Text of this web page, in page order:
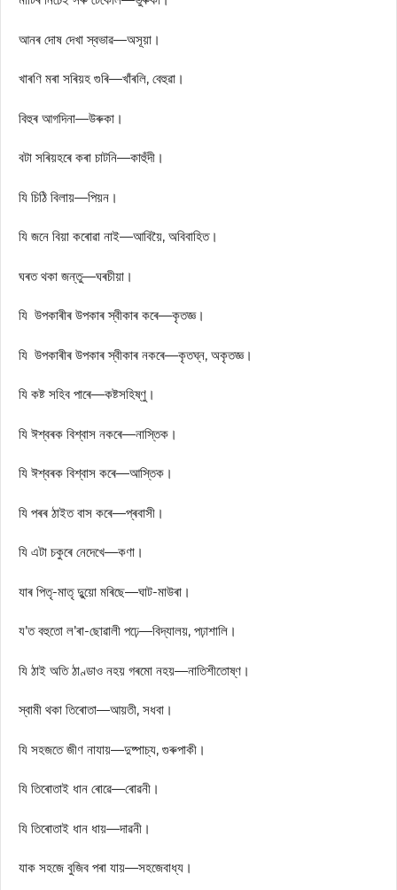
আনৰ দোষ দেখা স্বভাৱ—অসূয়া।
খাৰণি মৰা সৰিয়হ গুৰি—খাঁৰলি, বেহুৱা।
বিহুৰ আগদিনা—উৰুকা।
বটা সৰিয়হৰে কৰা চাটনি—কাহুঁদী।
যি চিঠি বিলায়—পিয়ন।
যি জনে বিয়া কৰোৱা নাই—আবিয়ৈ, অবিবাহিত।
ঘৰত থকা জন্তু—ঘৰচীয়া।
যি উপকাৰীৰ উপকাৰ স্বীকাৰ কৰে—কৃতজ্ঞ।
যি উপকাৰীৰ উপকাৰ স্বীকাৰ নকৰে—কৃতঘ্ন, অকৃতজ্ঞ।
যি কষ্ট সহিব পাৰে—কষ্টসহিষ্ণু।
যি ঈশ্বৰক বিশ্বাস নকৰে—নাস্তিক।
যি ঈশ্বৰক বিশ্বাস কৰে—আস্তিক।
যি পৰৰ ঠাইত বাস কৰে—প্ৰবাসী।
যি এটা চকুৰে নেদেখে—কণা।
যাৰ পিতৃ-মাতৃ দুুয়ো মৰিছে—ঘাট-মাউৰা।
য’ত বহুতো ল’ৰা-ছোৱালী পঢ়ে—বিদ্যালয়, পঢ়াশালি।
যি ঠাই অতি ঠাণ্ডাও নহয় গৰমো নহয়—নাতিশীতোষ্ণ।
স্বামী থকা তিৰোতা—আয়তী, সধবা।
যি সহজতে জীণ নাযায়—দুষ্পাচ্য, গুৰুপাকী।
যি তিৰোতাই ধান ৰোৱে—ৰোৱনী।
যি তিৰোতাই ধান ধায়—দাৱনী।
যাক সহজে বুজিব পৰা যায়—সহজেবাধ্য।